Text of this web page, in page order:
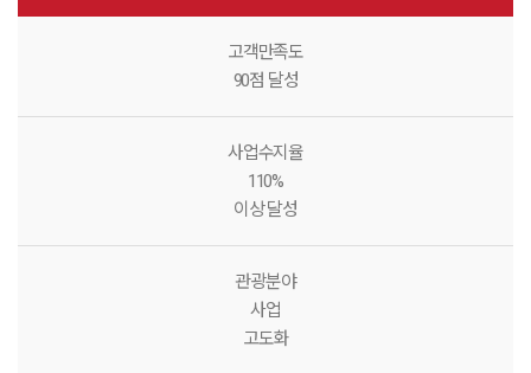
고객만족도
90점 달성
사업수지율
110%
이상 달성
관광분야
사업
고도화